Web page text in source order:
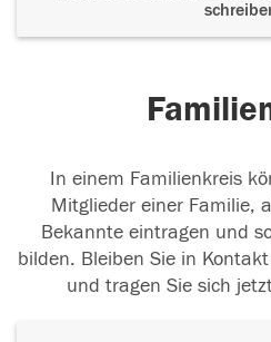
In einem Familienkreis
Mitglieder einer Familie,
Bekannte eintragen und
bilden. Bleiben Sie in
und tragen Sie sich